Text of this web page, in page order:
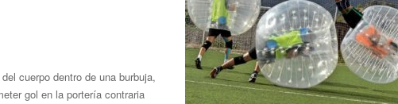
cuerpo dentro de una burbuja,
gol en la portería contraria